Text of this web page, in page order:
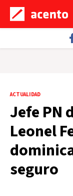
ACTUALIDAD
Jefe PN
Leonel
seguro